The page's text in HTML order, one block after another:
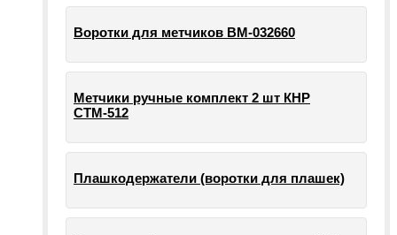
Воротки для метчиков ВМ-032660
Метчики ручные комплект 2 шт КНР
СТМ-512
Плашкодержатели (воротки для плашек)